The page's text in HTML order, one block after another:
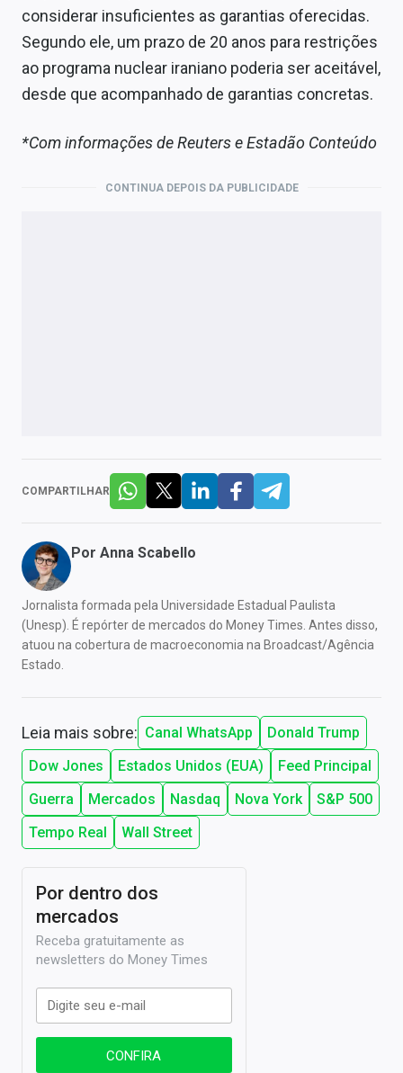
considerar insuficientes as garantias oferecidas.
Segundo ele, um prazo de 20 anos para restrições
ao programa nuclear iraniano poderia ser aceitável,
desde que acompanhado de garantias concretas.
*Com informações de Reuterse Estadão Conteúdo
CONTINUA DEPOIS DA PUBLICIDADE
COMPARTILHAR
Por Anna Scabello
Jornalista formada pela Universidade Estadual Paulista
(Unesp). É repórter de mercados do Money Times. Antes disso,
atuou na cobertura de macroeconomia na Broadcast/Agência
Estado.
Leia mais sobre: Canal WhatsApp
Donald Trump
Dow Jones
Estados Unidos (EUA)
Feed Principal
Guerra
Mercados Nasdaq Nova York
S&P 500
Tempo Real
Wall Street
Por dentro dos
mercados
Receba gratuitamente as
newsletters do Money Times